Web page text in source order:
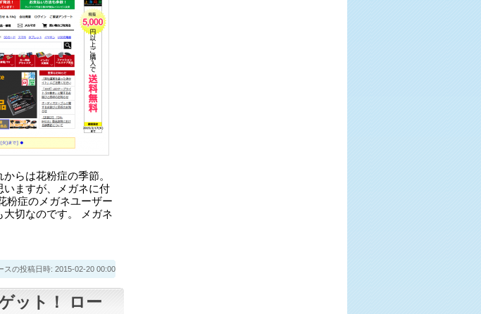
らは花粉症の季節。
ますが、メガネに付
粉症のメガネユーザー
切なのです。 メガネ
の投稿日時: 2015-02-20 00:00
ット！ ロー